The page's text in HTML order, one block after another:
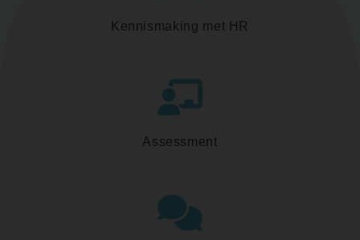
Kennismaking met HR
Assessment